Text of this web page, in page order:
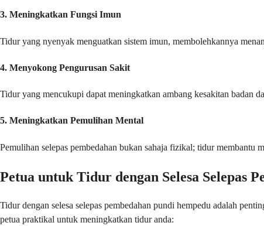
3. Meningkatkan Fungsi Imun
Tidur yang nyenyak menguatkan sistem imun, membolehkannya
4. Menyokong Pengurusan Sakit
Tidur yang mencukupi dapat meningkatkan ambang kesakitan badan
5. Meningkatkan Pemulihan Mental
Pemulihan selepas pembedahan bukan sahaja fizikal; tidur membantu
Petua untuk Tidur dengan Selesa Selepas
Tidur dengan selesa selepas pembedahan pundi hempedu adalah
petua praktikal untuk meningkatkan tidur anda: